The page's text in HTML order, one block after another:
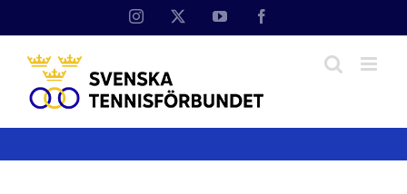
Instagram YouTube